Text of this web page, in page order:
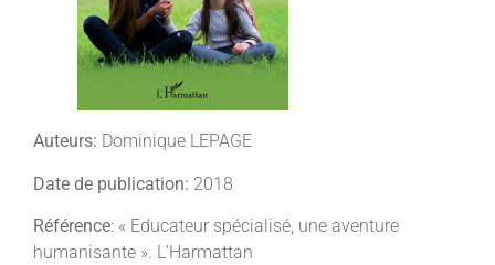
Auteurs: Dominique LEPAGE
Date de publication: 2018
Référence: « Educateur spécialisé, une aventure
humanisante ». L’Harmattan